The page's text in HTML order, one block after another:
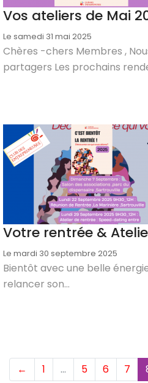
Vos ateliers de Mai
Le samedi 31 mai 2025
Chères -chers Membres ,
partagers Les prochains
Votre rentrée &
Le mardi 30 septembre 2025
Bientôt avec une belle
relancer son...
← 1 … 5 6 7